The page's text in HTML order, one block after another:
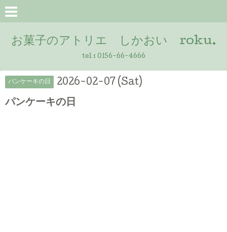
お菓子のアトリエ しかおい roku.
tel : 0156-66-4666
パンケーキの日 2026-02-07 (Sat)
パンケーキの日